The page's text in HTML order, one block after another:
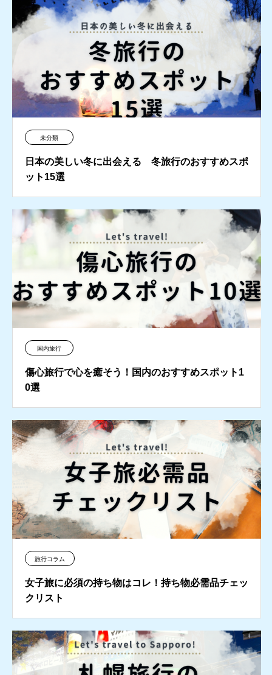
未分類
日本の美しい冬に出会える 冬旅行のおすすめスポ
ット15選
国内旅行
傷心旅行で心を癒そう！国内のおすすめスポット1
0選
旅行コラム
女子旅に必須の持ち物はコレ！持ち物必需品チェッ
クリスト